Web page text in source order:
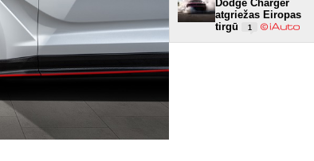
Dodge Charger
atgriežas Eiropas
tirgū
1